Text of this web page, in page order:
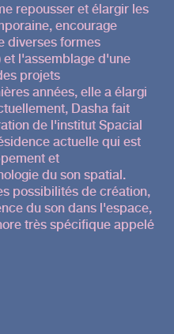
repousser et élargir les
encourage
diverses formes
et l'assemblage d'une
projets
années, elle a élargi
Dasha fait
de l'institut Spacial
actuelle qui est
et
du son spatial.
possibilités de création,
du son dans l'espace,
très spécifique appelé